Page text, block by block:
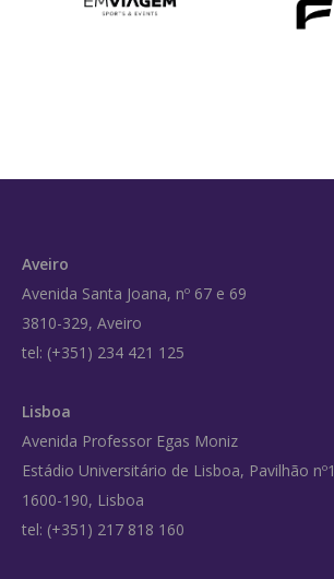
Aveiro
Avenida Santa Joana, nº 67 e 69
3810-329, Aveiro
tel: (+351) 234 421 125
Lisboa
Avenida Professor Egas Moniz
Estádio Universitário de Lisboa, Pavilhão nº1
1600-190, Lisboa
tel: (+351) 217 818 160